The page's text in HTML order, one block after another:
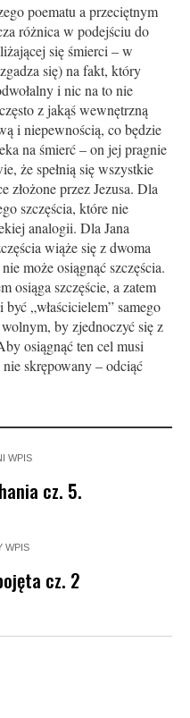
a przeciętnym
różnica w podejściu do
się śmierci – w
się) na fakt, który
i nic na to nie
z jakąś wewnętrzną
i niepewnością, co będzie
na śmierć – on jej pragnie
że spełnią się wszystkie
złożone przez Jezusa. Dla
szczęścia, które nie
analogii. Dla Jana
wiąże się z dwoma
może osiągnąć szczęścia.
osiąga szczęście, a zatem
„właścicielem” samego
by zjednoczyć się z
osiągnąć ten cel musi
skrępowany – odciąć
WPIS
cz. 5.
WPIS
cz. 2